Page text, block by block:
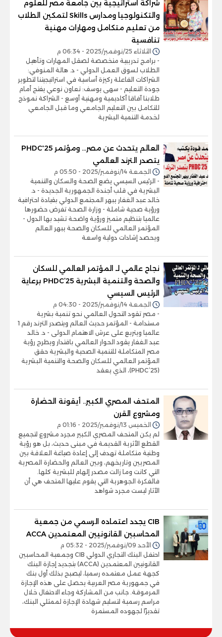
شراكة استراتيجية بين جامعة مصر للعلوم
والتكنولوجيا ومدارس Skills لتمكين الطلاب
من تعليم متكامل ومهارات مهنية
تنافسية
الثلاثاء 25/نوفمبر/2025 - 06:34 م
- برامج تدريبية متخصصة لصقل المهارات وتأهيل
الطلاب لسوق العمل الدولي - د. هالة المنوفي:
الشراكات الفاعلة ركيزة أساسية في استراتيجيتنا لتطوير
جودة التعليم - سهى يوسف: تعاون نوعي يفتح أمام
طلابنا آفاقا أكاديمية ومهنية أوسع - الشراكة نموذج
للتكامل بين التعليم الجامعي وما قبل الجامعي
لخدمة التنمية البشرية
العالم يتحدث عن مصر... ومؤتمر PHDC'25
يتصدر الترند العالمي
الجمعة 14/نوفمبر/2025 - 05:50 م
- الرئيس السيسي يضع الصحة والسكان والتنمية
البشرية في قلب أجندة الجمهورية الجديدة - د.
خالد عبد الغفار يبهر المجتمع الدولي بقيادة احترافية
ورؤية صحية شاملة - وزارة الصحة تفرض حضورها
عالميا بتنظيم متميز ورؤية واضحة تشيد بها الدول -
المؤتمر العالمي للسكان والصحة يبهر العالم
ويحصد إشادات دولية واسعة
نجاح عالمي لـ المؤتمر العالمي للسكان
والصحة والتنمية البشرية PHDC’25 برعاية
الرئيس السيسي
الجمعة 14/نوفمبر/2025 - 04:30 م
- مصر تقود التحول العالمي نحو تنمية بشرية
مستدامة - المؤتمر حديث العالم ويتصدر الترند رقم 1
عالميا ويتربع على عرش الاهتمام الدولى - د. خالد
عبد الغفار يقود الحوار العالمي باقتدار ويطرح رؤية
مصر المتكاملة للتنمية الصحية والبشرية حقق
المؤتمر العالمي للسكان والصحة والتنمية البشرية
(PHDC’25)، الذي يعقد
المتحف المصري الكبير.. أيقونة الحضارة
ومشروع القرن
الخميس 13/نوفمبر/2025 - 01:16 م
لم يكن المتحف المصري الكبير مجرد مشروع لتجميع
القطع الأثرية القديمة في مبنى حديث، بل هو رؤية
وطنية متكاملة تهدف إلى إعادة صياغة العلاقة بين
المصريين وتاريخهم، وبين العالم والحضارة المصرية
التي كانت وما زالت مصدر إلهام للبشرية كلها.
فالفكرة الجوهرية التي يقوم عليها المتحف هي أن
الآثار ليست مجرد شواهد
CIB يجدد اعتماده الرسمي من جمعية
المحاسبين القانونيين المعتمدين ACCA
الأحد 09/نوفمبر/2025 - 05:32 م
احتفل البنك التجاري الدولي CIB وجمعية المحاسبين
القانونيين المعتمدين (ACCA) بتجديد إجازة البنك
كجهة عمل معتمده رسميا، ليصبح بذلك أول بنك
في جمهورية مصر العربية يحصل على هذه الإجازة
المرموقة. جانب من المشاركة وجاء الاحتفال خلال
مراسم رسمية لتسليم شهادة الإجازة لممثلي البنك،
تقديرًا لجهوده المستمرة